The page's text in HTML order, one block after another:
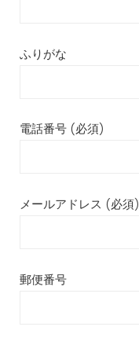
ふりがな
電話番号 (必須)
メールアドレス (必須)
郵便番号